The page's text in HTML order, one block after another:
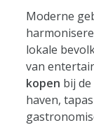
Moderne
lokale
van
kopen bij
haven,